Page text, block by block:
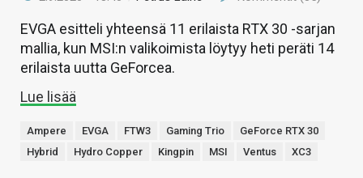
EVGA esitteli yhteensä 11 erilaista RTX 30 -sarjan
mallia, kun MSI:n valikoimista löytyy heti peräti 14
erilaista uutta GeForcea.
Lue lisää
Ampere EVGA FTW3 Gaming Trio
GeForce RTX 30
Hybrid
Hydro Copper Kingpin MSI Ventus XC3